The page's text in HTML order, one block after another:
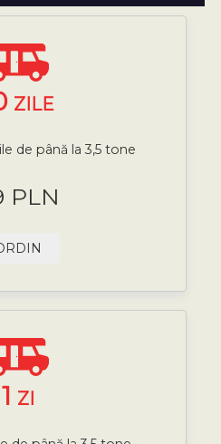
ZILE
de până la 3,5 tone
PLN
1 ZI